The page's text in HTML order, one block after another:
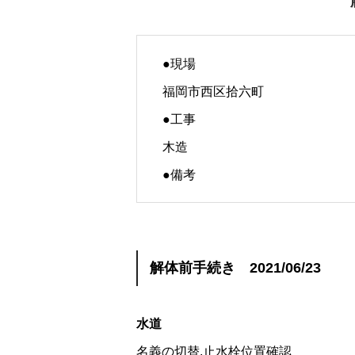
●現場
福岡市西区拾六町
●工事
木造
●備考
解体前手続き 2021/06/23
水道
名義の切替,止水栓位置確認